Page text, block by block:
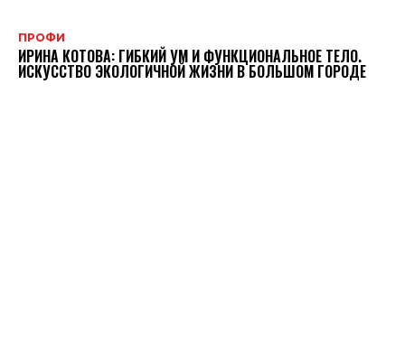
ПРОФИ
ИРИНА КОТОВА: ГИБКИЙ УМ И ФУНКЦИОНАЛЬНОЕ ТЕЛО.
ИСКУССТВО ЭКОЛОГИЧНОЙ ЖИЗНИ В БОЛЬШОМ ГОРОДЕ